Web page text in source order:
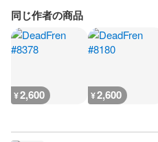
同じ作者の商品
¥2,600 ¥2,600